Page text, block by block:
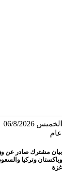
الخميس 06/8/2026
عام
بيان مشترك صادر عن
وباكستان وتركيا
غزة